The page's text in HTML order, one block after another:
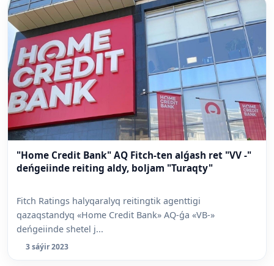
"Home Credit Bank" AQ Fitch-ten alǵash ret "VV -"
deńgeiinde reiting aldy, boljam "Turaqty"
Fitch Ratings halyqaralyq reitingtik agenttigi
qazaqstandyq «Home Credit Bank» AQ-ǵa «VB-»
deńgeiinde shetel j...
3 sáýir 2023